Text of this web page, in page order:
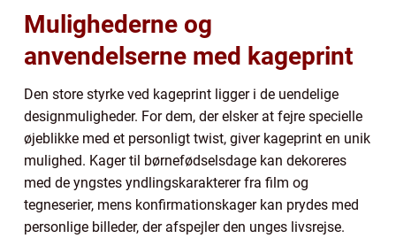
Mulighederne og
anvendelserne med kageprint
Den store styrke ved kageprint ligger i de uendelige
designmuligheder. For dem, der elsker at fejre specielle
øjeblikke med et personligt twist, giver kageprint en unik
mulighed. Kager til børnefødselsdage kan dekoreres
med de yngstes yndlingskarakterer fra film og
tegneserier, mens konfirmationskager kan prydes med
personlige billeder, der afspejler den unges livsrejse.